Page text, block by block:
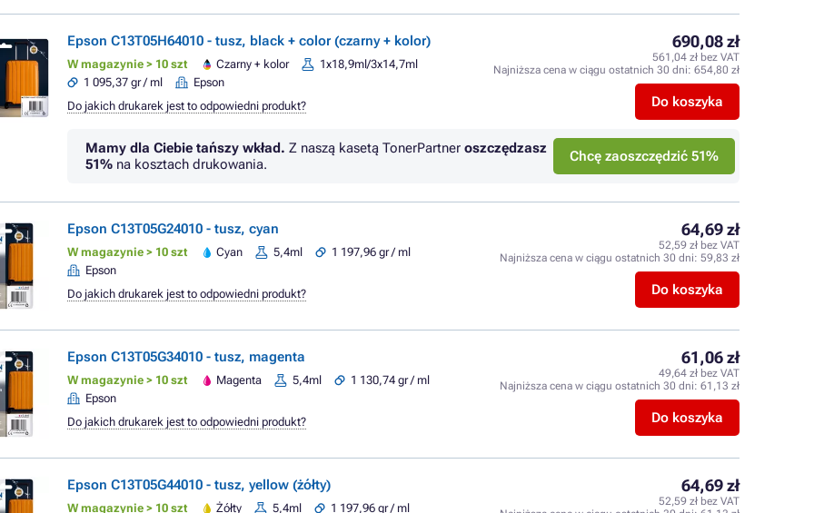
Epson C13T05H64010 - tusz, black + color (czarny + kolor)
W magazynie > 10 szt Czarny + kolor
1x18,9ml/3x14,7ml
1 095,37 gr / ml
Epson
690,08 zł
561,04 zł bez VAT
Najniższa cena w ciągu ostatnich 30 dni: 654,80 zł
Do koszyka
Do jakich drukarek jest to odpowiedni produkt?
Mamy dla Ciebie tańszy wkład. Z naszą kasetą TonerPartner oszczędzasz
51% na kosztach drukowania. Chcę zaoszczędzić 51%
Epson C13T05G24010 - tusz, cyan
W magazynie > 10 szt Cyan 5,4ml
1 197,96 gr / ml
Epson
64,69 zł
52,59 zł bez VAT
Najniższa cena w ciągu ostatnich 30 dni: 59,83 zł
Do koszyka
Do jakich drukarek jest to odpowiedni produkt?
Epson C13T05G34010 - tusz, magenta
W magazynie > 10 szt Magenta 5,4ml
1 130,74 gr / ml
Epson
61,06 zł
49,64 zł bez VAT
Najniższa cena w ciągu ostatnich 30 dni: 61,13 zł
Do koszyka
Do jakich drukarek jest to odpowiedni produkt?
Epson C13T05G44010 - tusz, yellow (żółty)
W magazynie > 10 szt Żółty 5,4ml 1 197,96 gr / ml
64,69 zł
52,59 zł bez VAT